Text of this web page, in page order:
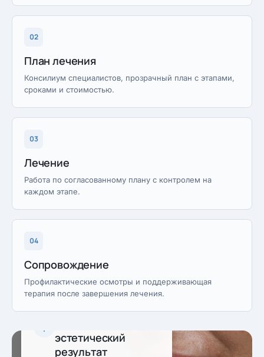
02
План лечения
Консилиум специалистов, прозрачный план с этапами,
сроками и стоимостью.
03
Лечение
Работа по согласованному плану с контролем на
каждом этапе.
04
Сопровождение
Профилактические осмотры и поддерживающая
терапия после завершения лечения.
эстетический
результат